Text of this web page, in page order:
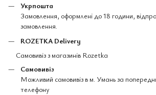
Укрпошта
Замовлення, оформлені до 18 години,
замовлення.
ROZETKA Delivery
Самовивіз з магазинів Rozetka
Самовивіз
Можливий самовивіз в м. Умань за
телефону